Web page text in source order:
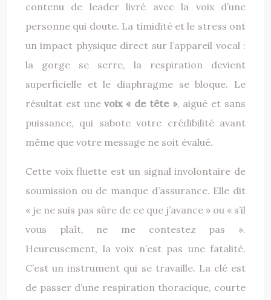
contenu de leader livré avec la voix d’une
personne qui doute. La timidité et le stress ont
un impact physique direct sur l’appareil vocal :
la gorge se serre, la respiration devient
superficielle et le diaphragme se bloque. Le
résultat est unevoix « de tête », aiguë et sans
puissance, qui sabote votre crédibilité avant
même que votre message ne soit évalué.
Cette voix fluette est un signal involontaire de
soumission ou de manque d’assurance. Elle dit
« je ne suis pas sûre de ce que j’avance » ou « s’il
vous plaît, ne me contestez pas ».
Heureusement, la voix n’est pas une fatalité.
C’est un instrument qui se travaille. La clé est
de passer d’une respiration thoracique, courte